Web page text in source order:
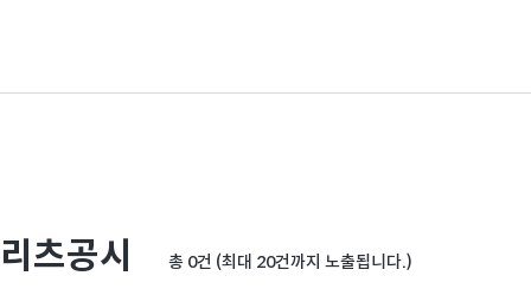
리츠공시 총 0건 (최대 20건까지 노출됩니다.)